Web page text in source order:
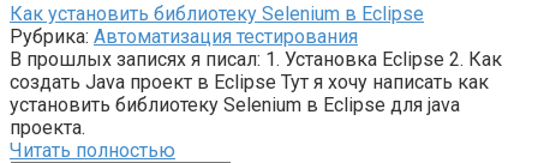
Как установить библиотеку Selenium в Eclipse
Рубрика: Автоматизация тестирования
В прошлых записях я писал: 1. Установка Eclipse 2. Как
создать Java проект в Eclipse Тут я хочу написать как
установить библиотеку Selenium в Eclipse для java
проекта.
Читать полностью